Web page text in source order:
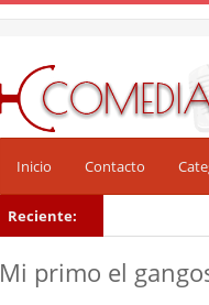
Inicio Contacto
Reciente:
Mi primo el